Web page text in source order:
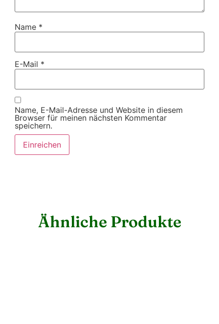
Name *
E-Mail *
Name, E-Mail-Adresse und Website in diesem
Browser für meinen nächsten Kommentar
speichern.
Ähnliche Produkte